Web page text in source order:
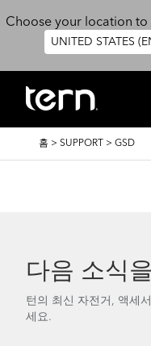
Choose your location
UNITED STATES
이
홈 > SUPPORT > GSD
다음 소식
턴의 최신 자전거, 액세
세요.